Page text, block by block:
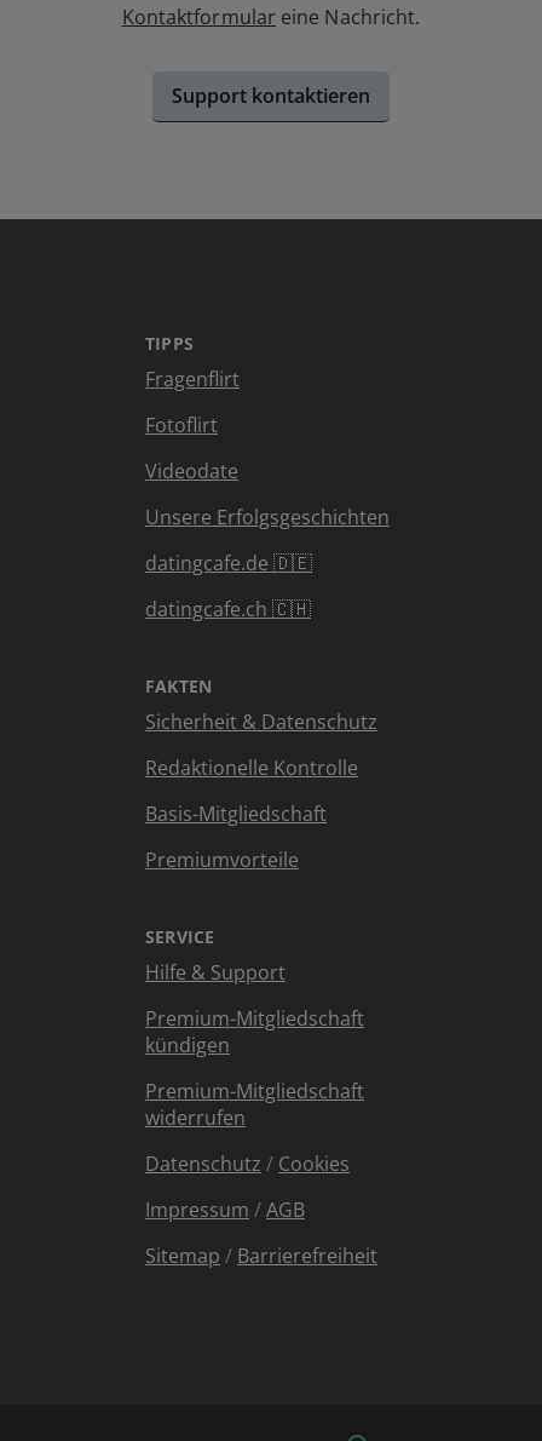
Kontaktformular eine Nachricht.
Support kontaktieren
TIPPS
Fragenflirt
Fotoflirt
Videodate
Unsere Erfolgsgeschichten
datingcafe.de 🇩🇪
datingcafe.ch 🇨🇭
FAKTEN
Sicherheit & Datenschutz
Redaktionelle Kontrolle
Basis-Mitgliedschaft
Premiumvorteile
SERVICE
Hilfe & Support
Premium-Mitgliedschaft
kündigen
Premium-Mitgliedschaft
widerrufen
Datenschutz / Cookies
Impressum /AGB
Sitemap / Barrierefreiheit